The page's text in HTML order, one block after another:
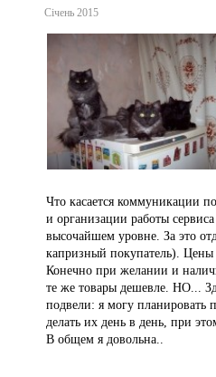
Січень 2015
Что касается коммуникации
и организации работы
высочайшем уровне. За это
капризный покупатель). Цены
Конечно при желании и
те же товары дешевле. НО...
подвели: я могу планировать
делать их день в день, при
В общем я довольна..